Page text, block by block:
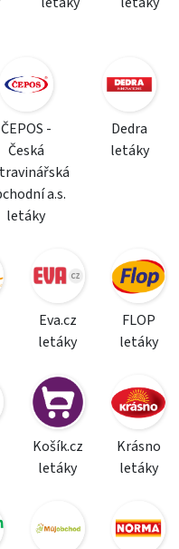
ČEPOS -
Česká
a.s.
letáky
Dedra
letáky
Eva.cz
letáky
FLOP
letáky
Košík.cz
letáky
Krásno
letáky